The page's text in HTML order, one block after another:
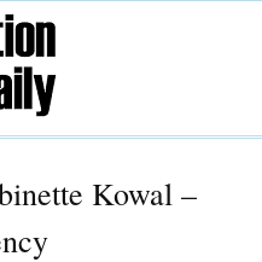
Kowal –